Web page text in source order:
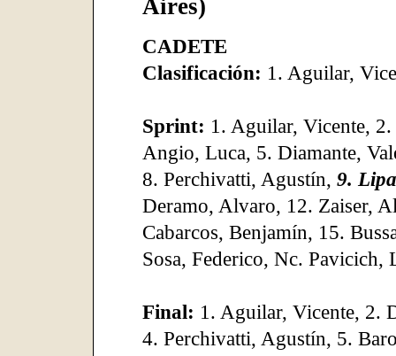
Aires)
CADETE
Clasificación: 1. Aguilar,
Sprint: 1. Aguilar, Vicente,
Angio, Luca, 5. Diamante,
8. Perchivatti, Agustín, 9.
Deramo, Alvaro, 12. Zaiser,
Cabarcos, Benjamín, 15.
Sosa, Federico, Nc. Pavicich,
Final: 1. Aguilar, Vicente, 2.
4. Perchivatti, Agustín, 5.